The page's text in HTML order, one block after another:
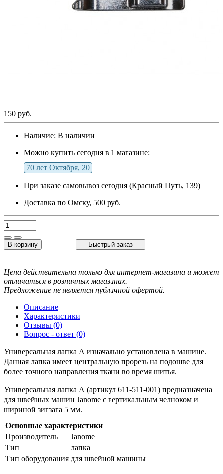
150 руб.
Наличие: В наличии
Можно купить сегодня в 1 магазине:
70 лет Октября, 20
При заказе самовывоз сегодня (Красный Путь, 139)
Доставка по Омску, 500 руб.
В корзину Быстрый заказ
Цена действительна только для интернет-магазина и может
отличаться в розничных магазинах.
Предложение не является публичной офертой.
Описание
Характеристики
Отзывы (0)
Вопрос - ответ (0)
Универсальная лапка А изначально установлена в машине.
Данная лапка имеет центральную прорезь на подошве для
более точного направления ткани во время шитья.
Универсальная лапка А (артикул 611-511-001) предназначена
для швейных машин Janome с вертикальным челноком и
шириной зигзага 5 мм.
Основные характеристики
Производитель
Janome
Тип
лапка
Тип оборудования для швейной машины